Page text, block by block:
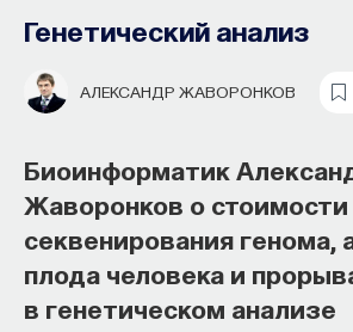
Генетический анализ
АЛЕКСАНДР ЖАВОРОНКОВ
Биоинформатик
Жаворонков о стоимости
секвенирования генома,
плода человека и
в генетическом анализе
Как философия помогает
собственное мнение
о происходящем в мире?
человека
Молекулярный биолог
Хайтович о
образовании
контактов и мозге
Каковы этапы развития мозга